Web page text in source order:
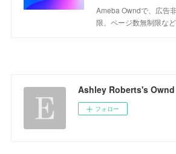
Ameba Owndで、広告
限、ページ数無制限な
Ashley Roberts's Ownd
フォロー